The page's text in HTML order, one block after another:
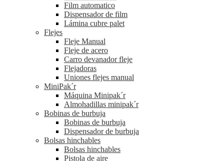
Film automatico
Dispensador de film
Lámina cubre palet
Flejes
Fleje Manual
Fleje de acero
Carro devanador fleje
Flejadoras
Uniones flejes manual
MiniPak´r
Máquina Minipak´r
Almohadillas minipak´r
Bobinas de burbuja
Bobinas de burbuja
Dispensador de burbuja
Bolsas hinchables
Bolsas hinchables
Pistola de aire